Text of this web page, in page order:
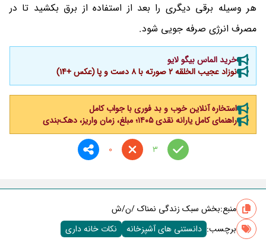
هر وسیله برقی دیگری را بعد از استفاده از برق بکشید تا در
مصرف انرژی صرفه جویی شود.
خرید الماس بیگو لایو
نوزاد عجیب الخلقه 2 صورته با 8 دست و پا (عکس +14)
استخاره آنلاین خوب و بد فوری با جواب کامل
راهنمای کامل یارانه نقدی ۱۴۰۵؛ مبلغ، زمان واریز، دهک‌بندی
3
0
منبع:بخش سبک زندگی نمناک /ن/ش
برچسب‌: دانستنی های آشپزخانه نکات خانه داری